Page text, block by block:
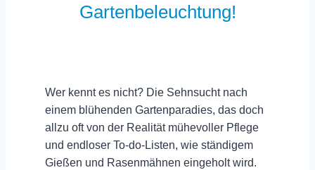
Gartenbeleuchtung!
Wer kennt es nicht? Die Sehnsucht nach
einem blühenden Gartenparadies, das doch
allzu oft von der Realität mühevoller Pflege
und endloser To-do-Listen, wie ständigem
Gießen und Rasenmähnen eingeholt wird.